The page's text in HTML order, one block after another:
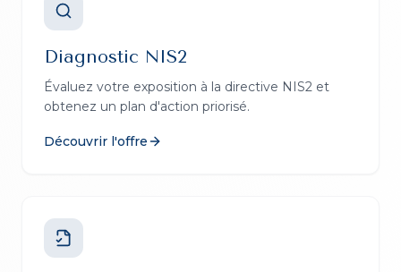
Diagnostic NIS2
Évaluez votre exposition à la directive NIS2 et
obtenez un plan d'action priorisé.
Découvrir l'offre